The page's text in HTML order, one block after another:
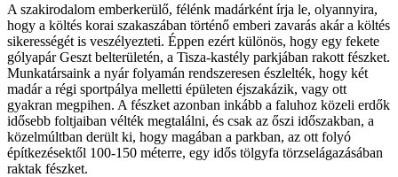
A szakirodalom emberkerülő, félénk madárként írja le, olyannyira,
hogy a költés korai szakaszában történő emberi zavarás akár a költés
sikerességét is veszélyezteti. Éppen ezért különös, hogy egy fekete
gólyapár Geszt belterületén, a Tisza-kastély parkjában rakott fészket.
Munkatársaink a nyár folyamán rendszeresen észlelték, hogy két
madár a régi sportpálya melletti épületen éjszakázik, vagy ott
gyakran megpihen. A fészket azonban inkább a faluhoz közeli erdők
idősebb foltjaiban vélték megtalálni, és csak az őszi időszakban, a
közelmúltban derült ki, hogy magában a parkban, az ott folyó
építkezésektől 100-150 méterre, egy idős tölgyfa törzselágazásában
raktak fészket.